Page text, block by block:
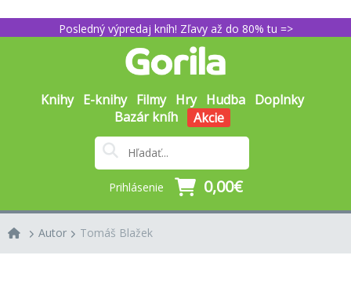
Posledný výpredaj kníh! Zľavy až do 80% tu =>
Knihy E-knihy Filmy Hry Hudba Doplnky
Bazár kníh
Akcie
Prihlásenie 0,00€
Autor Tomáš Blažek